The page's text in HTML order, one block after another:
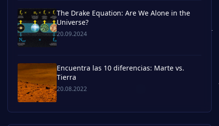
The Drake Equation: Are We Alone in the
Universe?
20.09.2024
Encuentra las 10 diferencias: Marte vs.
Tierra
20.08.2022